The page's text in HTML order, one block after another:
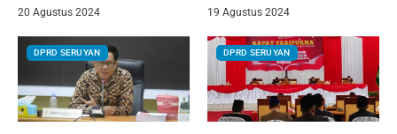
20 Agustus 2024 19 Agustus 2024
DPRD SERUYAN DPRD SERUYAN